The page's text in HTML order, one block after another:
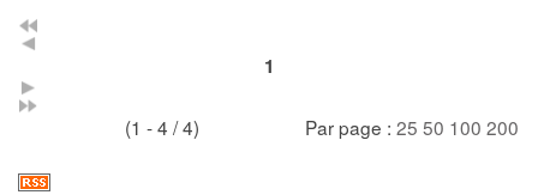
1
(1 - 4 / 4) Par page : 25 50 100 200